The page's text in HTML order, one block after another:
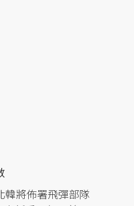
韓將佈署飛彈部隊